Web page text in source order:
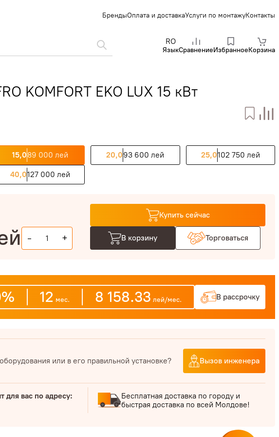
БрендыОплата и доставкаУслуги по монтажуКонтакты
RO
ЯзыкСравнениеИзбранноеКорзина
KOMFORT EKO LUX 15 кВт
15,089 000 лей 20,093 600 лей 25,0102 750 лей
40,0127 000 лей
- +
Купить сейчас
В корзину Торговаться
12 мес. 8 158.33 лей/мес. В рассрочку
или в его правильной установке? Вызов инженера
для вас по адресу:
Бесплатная доставка по городу и
быстрая доставка по всей Молдове!